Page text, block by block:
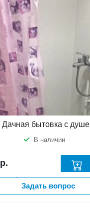
Дачная бытовка с
В наличии
р.
Задать вопрос